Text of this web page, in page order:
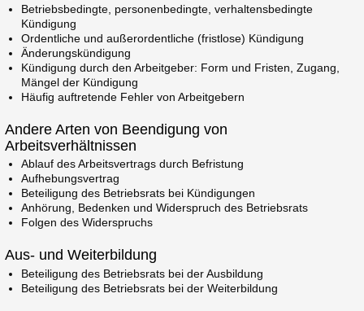
Betriebsbedingte, personenbedingte, verhaltensbedingte
Kündigung
Ordentliche und außerordentliche (fristlose) Kündigung
Änderungskündigung
Kündigung durch den Arbeitgeber: Form und Fristen, Zugang,
Mängel der Kündigung
Häufig auftretende Fehler von Arbeitgebern
Andere Arten von Beendigung von
Arbeitsverhältnissen
Ablauf des Arbeitsvertrags durch Befristung
Aufhebungsvertrag
Beteiligung des Betriebsrats bei Kündigungen
Anhörung, Bedenken und Widerspruch des Betriebsrats
Folgen des Widerspruchs
Aus- und Weiterbildung
Beteiligung des Betriebsrats bei der Ausbildung
Beteiligung des Betriebsrats bei der Weiterbildung